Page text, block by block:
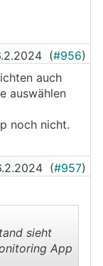
(#956)
auch
auswählen
noch nicht.
(#957)
sieht
App